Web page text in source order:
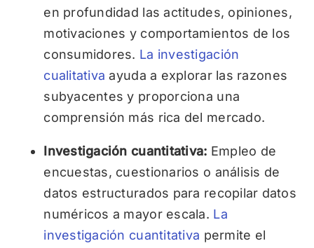
en profundidad las actitudes, opiniones,
motivaciones y comportamientos de los
consumidores. La investigación
cualitativa ayuda a explorar las razones
subyacentes y proporciona una
comprensión más rica del mercado.
Investigación cuantitativa: Empleo de
encuestas, cuestionarios o análisis de
datos estructurados para recopilar datos
numéricos a mayor escala. La
investigación cuantitativa permite el